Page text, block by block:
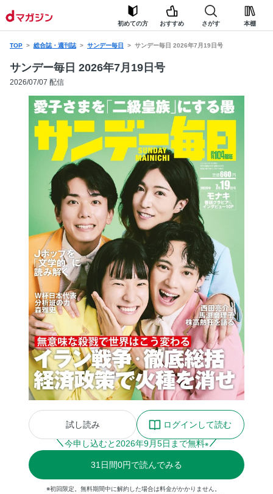
初めての方 おすすめ さがす 本棚
TOP 総合誌・週刊誌 サンデー毎日 サンデー毎日 2026年7月19日号
サンデー毎日 2026年7月19日号
2026/07/07 配信
試し読み
ログインして読む
今申し込むと 2026年9月5日まで無料※
31 日間0円で読んでみる
※初回限定。無料期間中に解約した場合は料金がかかりません。